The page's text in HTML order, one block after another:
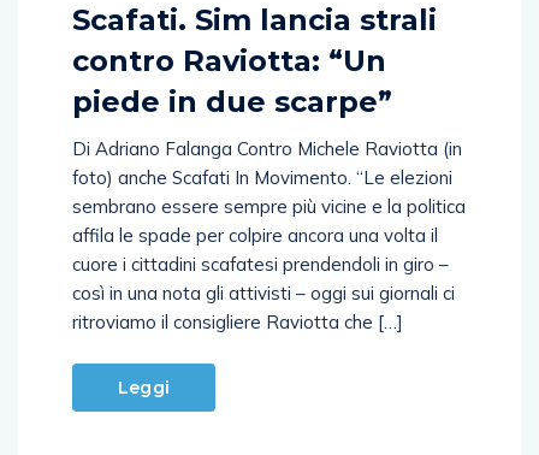
Scafati. Sim lancia strali
contro Raviotta: “Un
piede in due scarpe”
Di Adriano Falanga Contro Michele Raviotta (in
foto) anche Scafati In Movimento. “Le elezioni
sembrano essere sempre più vicine e la politica
affila le spade per colpire ancora una volta il
cuore i cittadini scafatesi prendendoli in giro –
così in una nota gli attivisti – oggi sui giornali ci
ritroviamo il consigliere Raviotta che […]
Leggi